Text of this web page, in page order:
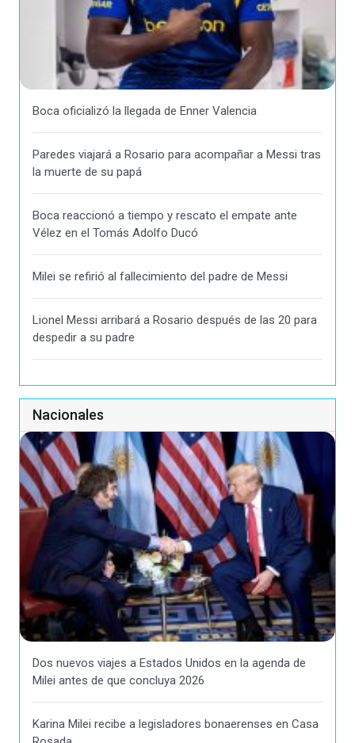
Boca oficializó la llegada de Enner Valencia
Paredes viajará a Rosario para acompañar a Messi tras
la muerte de su papá
Boca reaccionó a tiempo y rescato el empate ante
Vélez en el Tomás Adolfo Ducó
Milei se refirió al fallecimiento del padre de Messi
Lionel Messi arribará a Rosario después de las 20 para
despedir a su padre
Nacionales
Dos nuevos viajes a Estados Unidos en la agenda de
Milei antes de que concluya 2026
Karina Milei recibe a legisladores bonaerenses en Casa